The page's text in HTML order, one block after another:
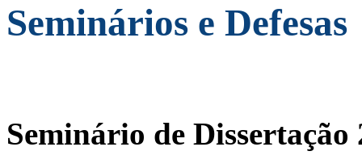
Seminários e Defesas
Seminário de Dissertação